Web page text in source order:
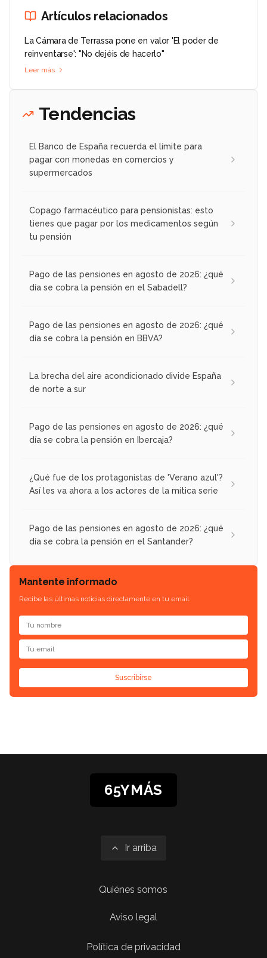
Artículos relacionados
La Cámara de Terrassa pone en valor 'El poder de
reinventarse': "No dejéis de hacerlo"
Leer más
Tendencias
El Banco de España recuerda el límite para
pagar con monedas en comercios y
supermercados
Copago farmacéutico para pensionistas: esto
tienes que pagar por los medicamentos según
tu pensión
Pago de las pensiones en agosto de 2026: ¿qué
día se cobra la pensión en el Sabadell?
Pago de las pensiones en agosto de 2026: ¿qué
día se cobra la pensión en BBVA?
La brecha del aire acondicionado divide España
de norte a sur
Pago de las pensiones en agosto de 2026: ¿qué
día se cobra la pensión en Ibercaja?
¿Qué fue de los protagonistas de 'Verano azul'?
Así les va ahora a los actores de la mítica serie
Pago de las pensiones en agosto de 2026: ¿qué
día se cobra la pensión en el Santander?
Mantente informado
Recibe las últimas noticias directamente en tu email.
Suscribirse
65YMÁS
Ir arriba
Quiénes somos
Aviso legal
Política de privacidad